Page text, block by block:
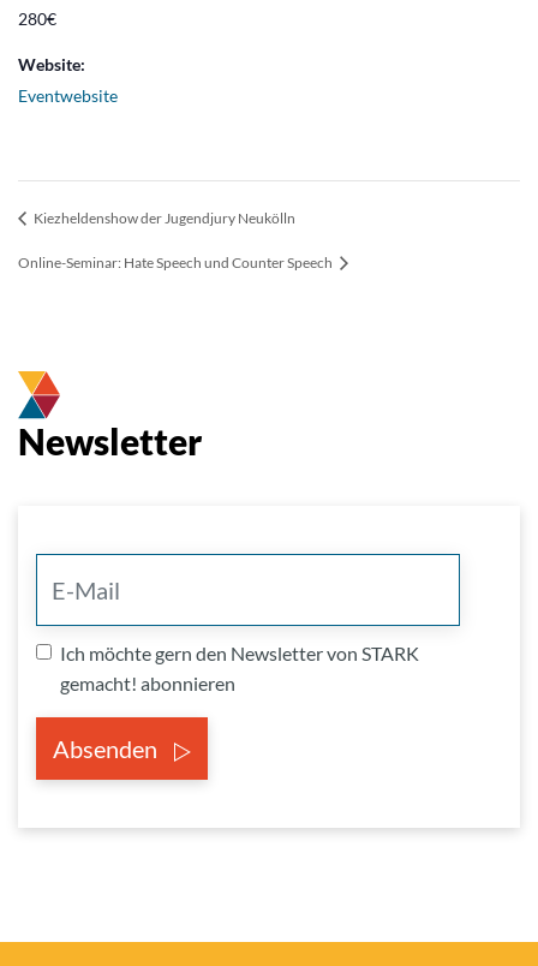
280€
Website:
Eventwebsite
Kiezheldenshow der Jugendjury Neukölln
Online-Seminar: Hate Speech und Counter Speech
Newsletter
Ich möchte gern den Newsletter von STARK
gemacht! abonnieren
Absenden